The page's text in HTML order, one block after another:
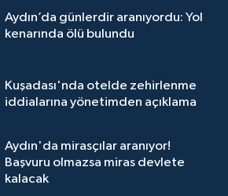
Aydın’da günlerdir aranıyordu: Yol
kenarında ölü bulundu
Kuşadası'nda otelde zehirlenme
iddialarına yönetimden açıklama
Aydın'da mirasçılar aranıyor!
Başvuru olmazsa miras devlete
kalacak